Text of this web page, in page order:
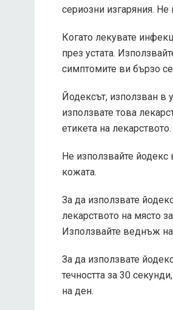
сериозни изгаряния.
Когато лекувате
през устата.
симптомите ви бързо
Йодексът, използван в
използвате това
етикета на лекарството.
Не използвайте йодекс
кожата.
За да използвате
лекарството на място
Използвайте веднъж
За да използвате
течността за 30
на ден.